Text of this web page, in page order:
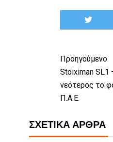
Προηγούμενο
Stoiximan SL1
νεότερος το
Π.Α.Ε.
ΣΧΕΤΙΚΆ ΆΡΘΡΑ